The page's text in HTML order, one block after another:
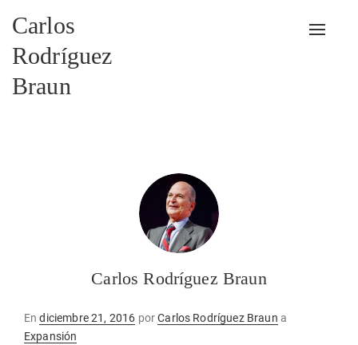
Carlos
Rodríguez
Braun
Carlos Rodríguez Braun
EnPublicado
en
diciembre 21, 2016 porCarlos Rodríguez Braun a
Expansión